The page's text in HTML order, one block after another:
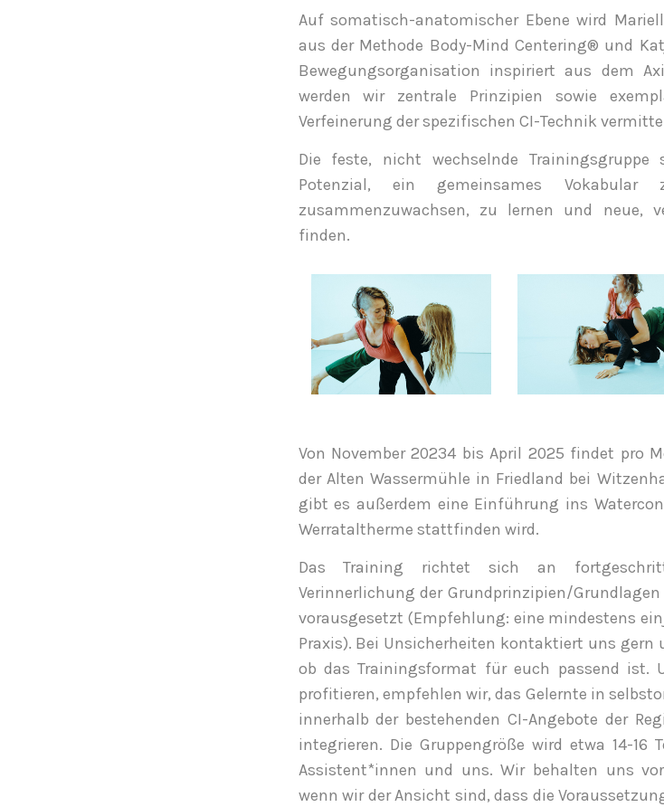
Auf somatisch-anatomischer Ebene wird
aus der Methode Body-Mind Centering® und
Bewegungsorganisation inspiriert aus dem
werden wir zentrale Prinzipien sowie
Verfeinerung der spezifischen CI-Technik
Die feste, nicht wechselnde
Potenzial, ein gemeinsames
zusammenzuwachsen, zu lernen und neue,
finden.
Von November 20234 bis April 2025 findet pro
der Alten Wassermühle in Friedland bei
gibt es außerdem eine Einführung ins
Werrataltherme stattfinden wird.
Das Training richtet sich an
Verinnerlichung der Grundprinzipien/
vorausgesetzt (Empfehlung: eine mindestens
Praxis). Bei Unsicherheiten kontaktiert uns
ob das Trainingsformat für euch passend ist.
profitieren, empfehlen wir, das Gelernte in
innerhalb der bestehenden CI-Angebote der
integrieren. Die Gruppengröße wird etwa 14-16
Assistent*innen und uns. Wir behalten uns
wenn wir der Ansicht sind, dass die